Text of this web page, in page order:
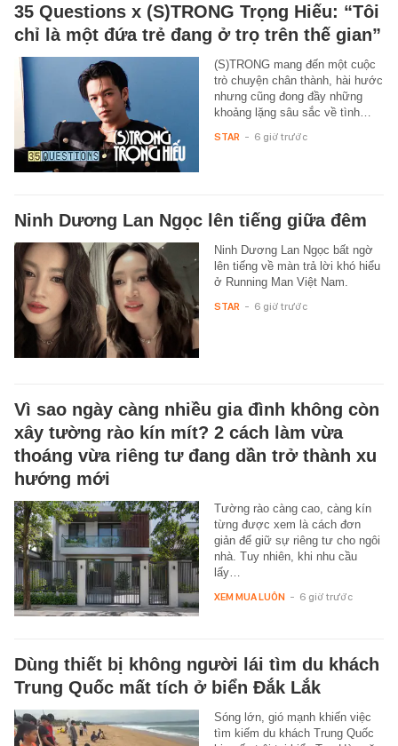
35 Questions x (S)TRONG Trọng Hiếu: “Tôi
chỉ là một đứa trẻ đang ở trọ trên thế gian”
(S)TRONG mang đến một cuộc
trò chuyện chân thành, hài hước
nhưng cũng đong đầy những
khoảng lặng sâu sắc về tình…
STAR - 6 giờ trước
Ninh Dương Lan Ngọc lên tiếng giữa đêm
Ninh Dương Lan Ngọc bất ngờ
lên tiếng về màn trả lời khó hiểu
ở Running Man Việt Nam.
STAR - 6 giờ trước
Vì sao ngày càng nhiều gia đình không còn
xây tường rào kín mít? 2 cách làm vừa
thoáng vừa riêng tư đang dần trở thành xu
hướng mới
Tường rào càng cao, càng kín
từng được xem là cách đơn
giản để giữ sự riêng tư cho ngôi
nhà. Tuy nhiên, khi nhu cầu
lấy…
XEM MUA LUÔN - 6 giờ trước
Dùng thiết bị không người lái tìm du khách
Trung Quốc mất tích ở biển Đắk Lắk
Sóng lớn, gió mạnh khiến việc
tìm kiếm du khách Trung Quốc